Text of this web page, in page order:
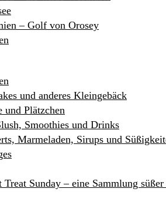
– Golf von Orosey
und anderes Kleingebäck
und Plätzchen
Smoothies und Drinks
Marmeladen, Sirups und
Treat Sunday – eine Sammlung